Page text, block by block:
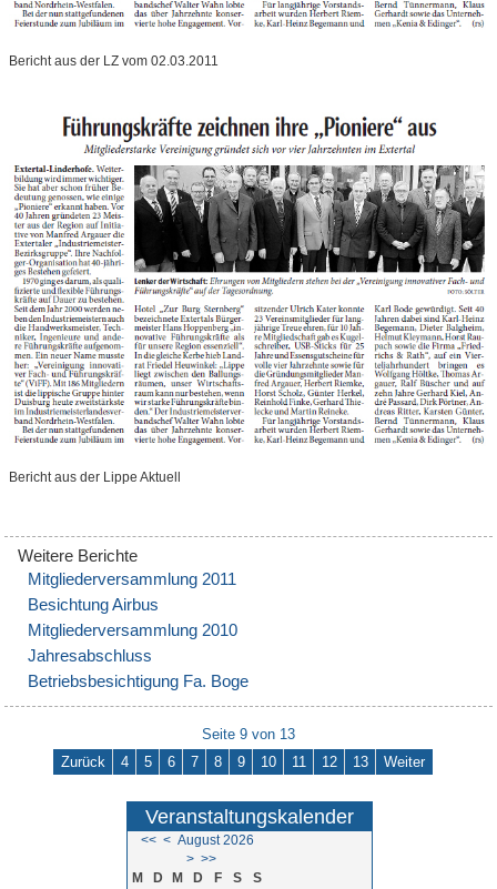
Bericht aus der LZ vom 02.03.2011
Bericht aus der Lippe Aktuell
Mitgliederversammlung 2011
Besichtung Airbus
Mitgliederversammlung 2010
Jahresabschluss
Betriebsbesichtigung Fa. Boge
Seite 9 von 13
Zurück
4 5 6 7 8 9 10 11 12 13 Weiter
Veranstaltungskalender
<< < August 2026
> >>
M
D M D F S
S